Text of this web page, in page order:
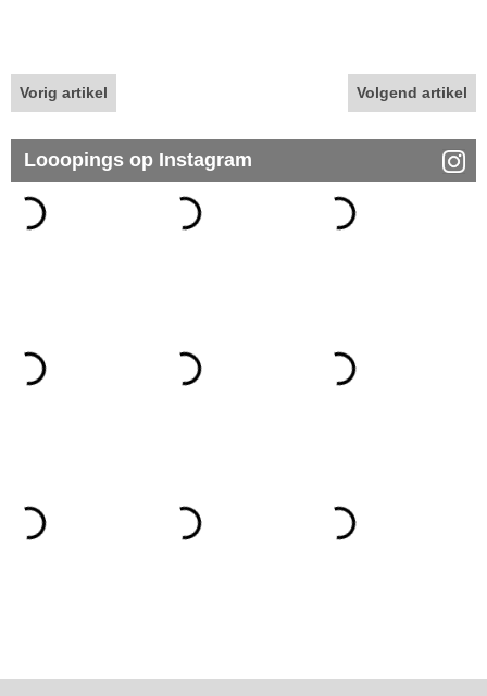
Vorig artikel Volgend artikel
Looopings op Instagram